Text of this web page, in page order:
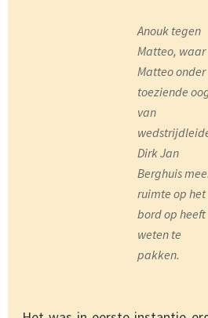
Anouk tegen
Matteo, waar
Matteo onder
toeziende
van
Dirk Jan
Berghuis
ruimte op het
bord op heeft
weten te
pakken.